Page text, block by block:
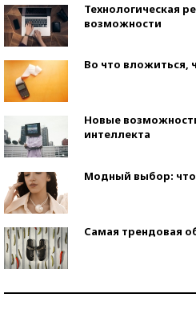
Технологическая
возможности
Во что вложиться,
Новые
интеллекта
Модный выбор: что
Самая трендовая